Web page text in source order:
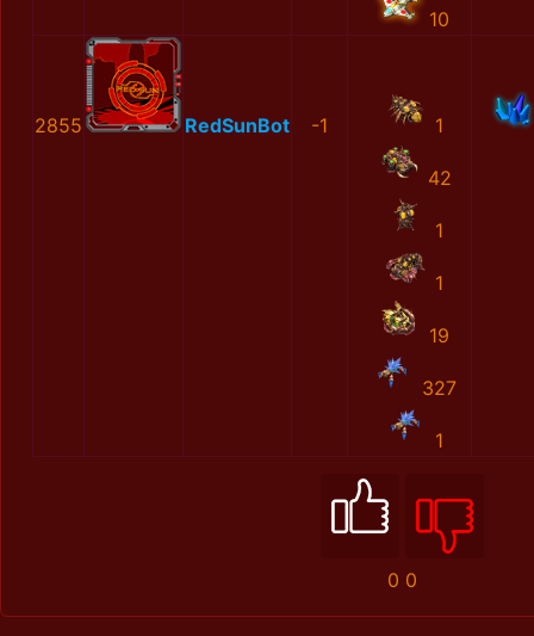
10
2855 RedSunBot -1 1
42
1
1
19
327
1
0 0